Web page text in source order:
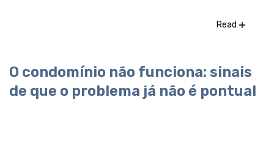
Read
O condomínio não funciona: sinais
de que o problema já não é pontual